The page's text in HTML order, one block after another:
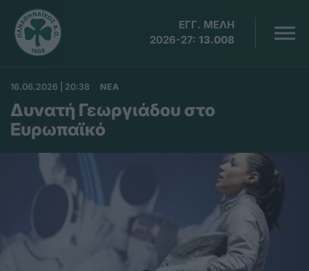
ΕΓΓ. ΜΕΛΗ
2026-27: 13.008
16.06.2026 | 20:38 ΝΕΑ
Δυνατή Γεωργιάδου στο
Ευρωπαϊκό